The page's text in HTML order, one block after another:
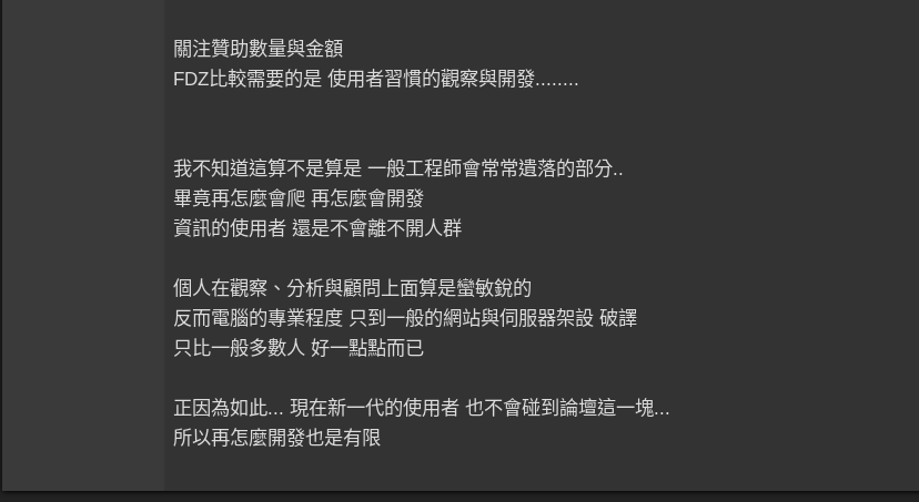
關注贊助數量與金額
FDZ比較需要的是 使用者習慣的觀察與開發........
我不知道這算不是算是 一般工程師會常常遺落的部分..
畢竟再怎麼會爬 再怎麼會開發
資訊的使用者 還是不會離不開人群
個人在觀察、分析與顧問上面算是蠻敏銳的
反而電腦的專業程度 只到一般的網站與伺服器架設 破譯
只比一般多數人 好一點點而已
正因為如此... 現在新一代的使用者 也不會碰到論壇這一塊...
所以再怎麼開發也是有限